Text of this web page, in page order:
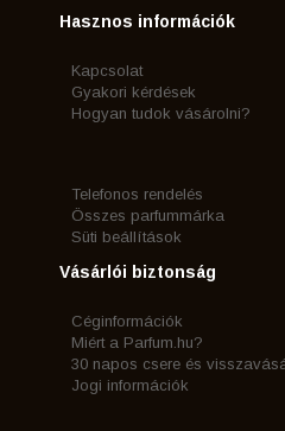
Hasznos információk
Kapcsolat
Gyakori kérdések
Hogyan tudok vásárolni?
Telefonos rendelés
Összes parfummárka
Süti beállítások
Vásárlói biztonság
Céginformációk
Miért a Parfum.hu?
30 napos csere és
Jogi információk